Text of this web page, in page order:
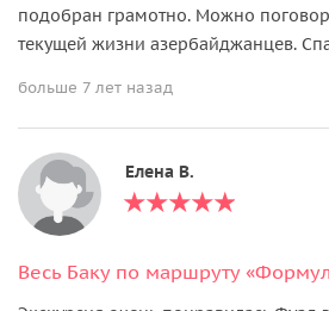
подобран грамотно. Можно
текущей жизни азербайджанцев.
больше 7 лет назад
Елена В.
Весь Баку по маршруту